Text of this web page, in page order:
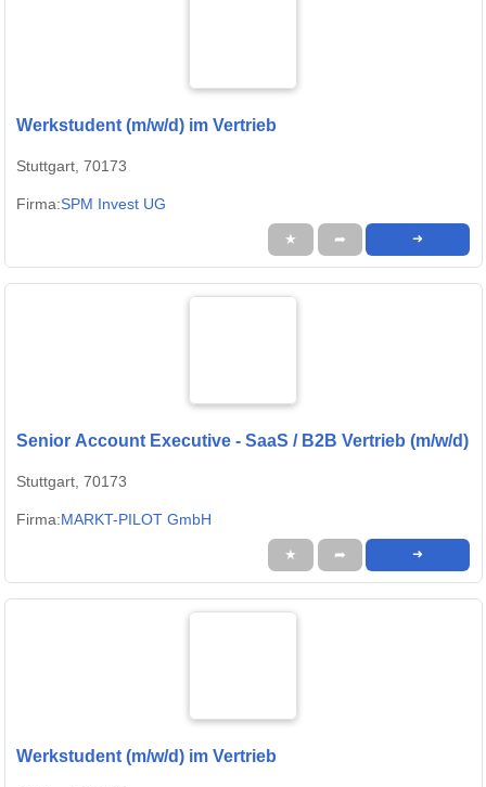
Werkstudent (m/w/d) im Vertrieb
Stuttgart, 70173
Firma:SPM Invest UG
★ ➦ ➜
Senior Account Executive - SaaS / B2B Vertrieb (m/w/d)
Stuttgart, 70173
Firma:MARKT-PILOT GmbH
★ ➦ ➜
Werkstudent (m/w/d) im Vertrieb